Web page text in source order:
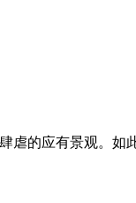
的应有景观。